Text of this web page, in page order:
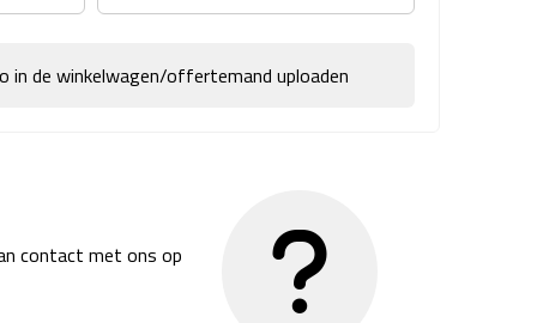
in de winkelwagen/offertemand uploaden
contact met ons op